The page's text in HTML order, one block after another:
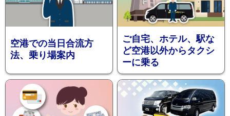
お勧め送
迎プラン
空港での当日合流方
法、乗り場案内
ご自宅、ホテル、駅な
ど空港以外からタクシ
ーに乗る